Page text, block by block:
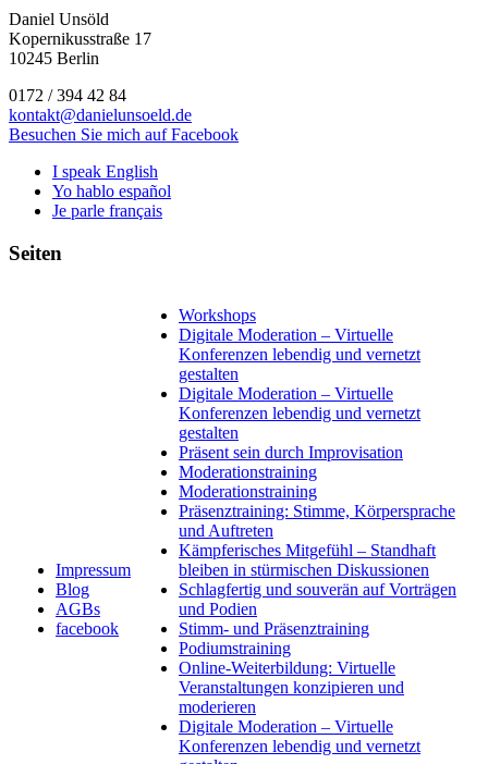
Daniel Unsöld
Kopernikusstraße 17
10245 Berlin
0172 / 394 42 84
kontakt@danielunsoeld.de
Besuchen Sie mich auf Facebook
I speak English
Yo hablo español
Je parle français
Seiten
Impressum
Blog
AGBs
facebook
Workshops
Digitale Moderation – Virtuelle
Konferenzen lebendig und vernetzt
gestalten
Digitale Moderation – Virtuelle
Konferenzen lebendig und vernetzt
gestalten
Präsent sein durch Improvisation
Moderationstraining
Moderationstraining
Präsenztraining: Stimme, Körpersprache
und Auftreten
Kämpferisches Mitgefühl – Standhaft
bleiben in stürmischen Diskussionen
Schlagfertig und souverän auf Vorträgen
und Podien
Stimm- und Präsenztraining
Podiumstraining
Online-Weiterbildung: Virtuelle
Veranstaltungen konzipieren und
moderieren
Digitale Moderation – Virtuelle
Konferenzen lebendig und vernetzt